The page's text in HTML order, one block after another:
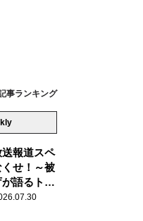
事ランキング
報道スペ
せ！～被
語るトク